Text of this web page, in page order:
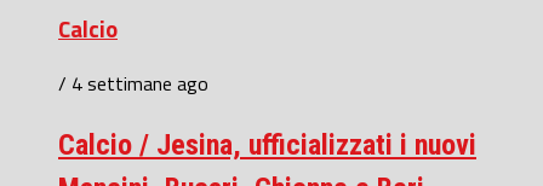
Calcio
/ 4 settimane ago
Calcio / Jesina, ufficializzati i nuovi